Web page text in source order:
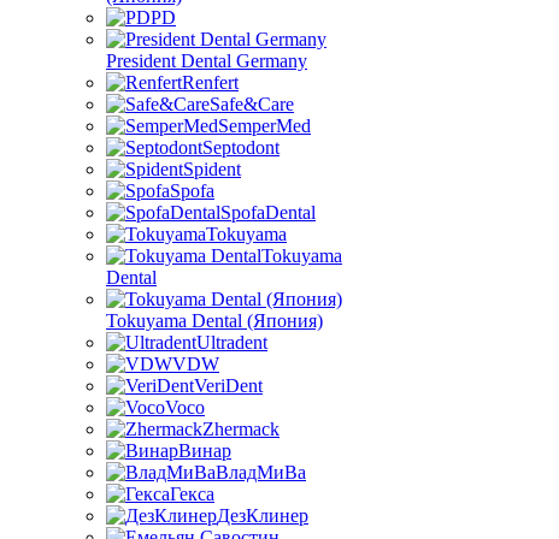
PD
President Dental Germany
Renfert
Safe&Care
SemperMed
Septodont
Spident
Spofa
SpofaDental
Tokuyama
Tokuyama
Dental
Tokuyama Dental (Япония)
Ultradent
VDW
VeriDent
Voco
Zhermack
Винар
ВладМиВа
Гекса
ДезКлинер